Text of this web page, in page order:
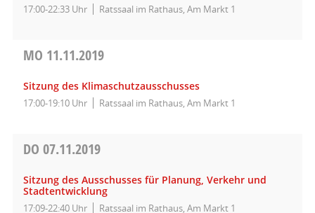
17:00-22:33 Uhr Ratssaal im Rathaus, Am Markt 1
MO 11.11.2019
Sitzung des Klimaschutzausschusses
17:00-19:10 Uhr Ratssaal im Rathaus, Am Markt 1
DO 07.11.2019
Sitzung des Ausschusses für Planung, Verkehr und
Stadtentwicklung
17:09-22:40 Uhr Ratssaal im Rathaus, Am Markt 1